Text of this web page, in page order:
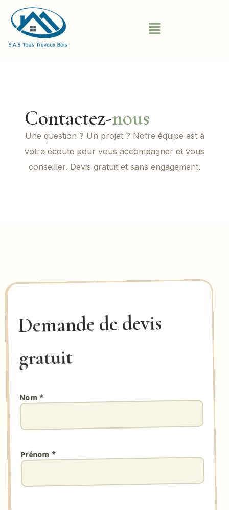
Contactez-nous
Une question ? Un projet ? Notre équipe est à
votre écoute pour vous accompagner et vous
conseiller. Devis gratuit et sans engagement.
Demande de devis
gratuit
Nom *
Prénom *